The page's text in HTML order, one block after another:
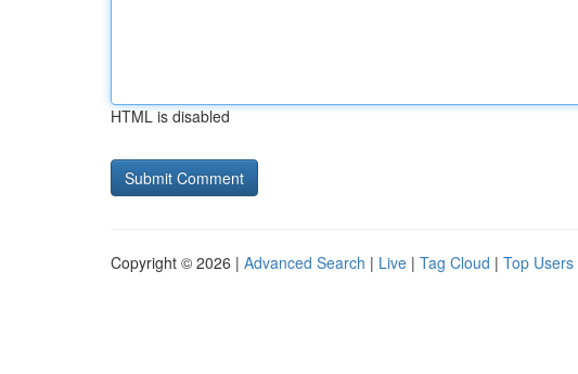
HTML is disabled
Copyright © 2026 | Advanced Search | Live | Tag Cloud | Top Users